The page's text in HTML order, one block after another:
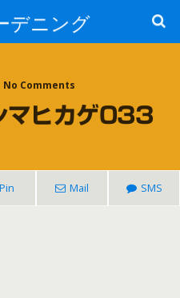
デニング
No Comments
マヒカゲ033
Pin Mail SMS